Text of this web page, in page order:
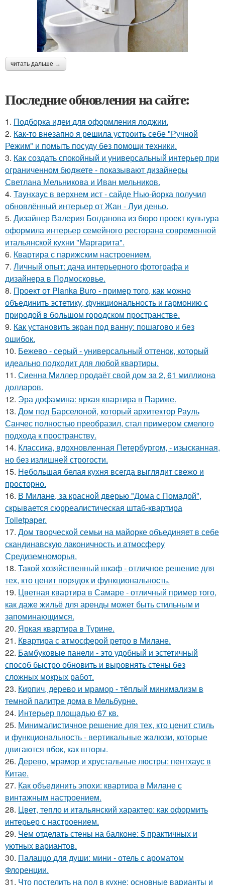
читать дальше →
Последние обновления на сайте:
1. Подборка идеи для оформления лоджии.
2. Как-то внезапно я решила устроить себе "Ручной
Режим" и помыть посуду без помощи техники.
3. Как создать спокойный и универсальный интерьер при
ограниченном бюджете - показывают дизайнеры
Светлана Мельникова и Иван мельников.
4. Таунхаус в верхнем ист - сайде Нью-йорка получил
обновлённый интерьер от Жан - Луи деньо.
5. Дизайнер Валерия Богданова из бюро проект культура
оформила интерьер семейного ресторана современной
итальянской кухни "Маргарита".
6. Квартира с парижским настроением.
7. Личный опыт: дача интерьерного фотографа и
дизайнера в Подмосковье.
8. Проект от Planka Buro - пример того, как можно
объединить эстетику, функциональность и гармонию с
природой в большом городском пространстве.
9. Как установить экран под ванну: пошагово и без
ошибок.
10. Бежево - серый - универсальный оттенок, который
идеально подходит для любой квартиры.
11. Сиенна Миллер продаёт свой дом за 2, 61 миллиона
долларов.
12. Эра дофамина: яркая квартира в Париже.
13. Дом под Барселоной, который архитектор Рауль
Санчес полностью преобразил, стал примером смелого
подхода к пространству.
14. Классика, вдохновленная Петербургом, - изысканная,
но без излишней строгости.
15. Небольшая белая кухня всегда выглядит свежо и
просторно.
16. В Милане, за красной дверью "Дома с Помадой",
скрывается сюрреалистическая штаб-квартира
Toiletpaper.
17. Дом творческой семьи на майорке объединяет в себе
скандинавскую лаконичность и атмосферу
Средиземноморья.
18. Такой хозяйственный шкаф - отличное решение для
тех, кто ценит порядок и функциональность.
19. Цветная квартира в Самаре - отличный пример того,
как даже жильё для аренды может быть стильным и
запоминающимся.
20. Яркая квартира в Турине.
21. Квартира с атмосферой ретро в Милане.
22. Бамбуковые панели - это удобный и эстетичный
способ быстро обновить и выровнять стены без
сложных мокрых работ.
23. Кирпич, дерево и мрамор - тёплый минимализм в
темной палитре дома в Мельбурне.
24. Интерьер площадью 67 кв.
25. Минималистичное решение для тех, кто ценит стиль
и функциональность - вертикальные жалюзи, которые
двигаются вбок, как шторы.
26. Дерево, мрамор и хрустальные люстры: пентхаус в
Китае.
27. Как объединить эпохи: квартира в Милане с
винтажным настроением.
28. Цвет, тепло и итальянский характер: как оформить
интерьер с настроением.
29. Чем отделать стены на балконе: 5 практичных и
уютных вариантов.
30. Палаццо для души: мини - отель с ароматом
Флоренции.
31. Что постелить на пол в кухне: основные варианты и